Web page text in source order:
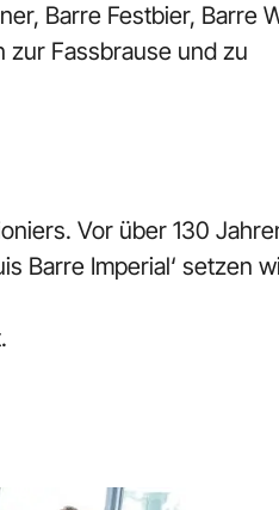
Barre Festbier, Barre
zur Fassbrause und zu
Vor über 130
Barre Imperial‘ setzen